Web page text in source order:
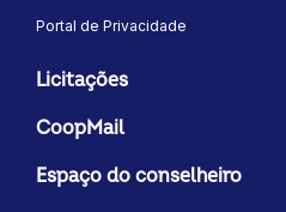
Portal de Privacidade
Licitações
CoopMail
Espaço do conselheiro